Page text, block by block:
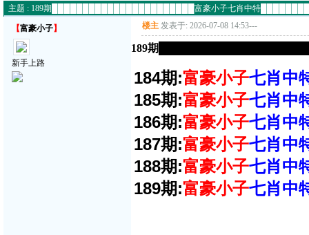
主题 : 189期███████████████████████富豪小子七肖中特
【富豪小子】
新手上路
楼主 发表于: 2026-07-08 14:53---
189期
184期:富豪小子七肖中
185期:富豪小子七肖中
186期:富豪小子七肖中
187期:富豪小子七肖中
188期:富豪小子七肖中
189期:富豪小子七肖中